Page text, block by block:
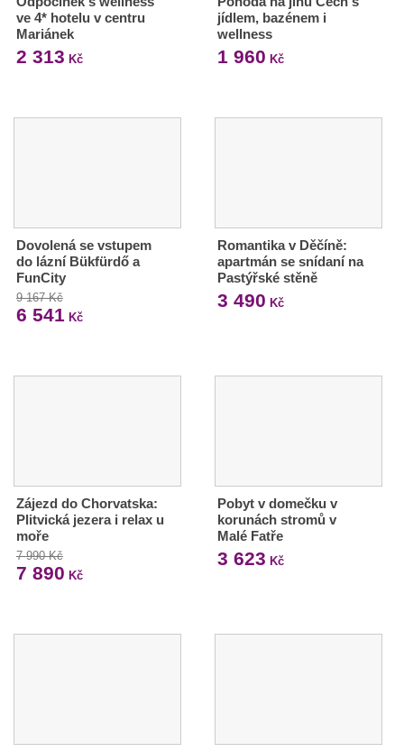
ve 4* hotelu v centru
Mariánek
2 313 Kč
jídlem, bazénem i
wellness
1 960 Kč
Dovolená se vstupem
do lázní Bükfürdő a
FunCity
9 167 Kč
6 541 Kč
Romantika v Děčíně:
apartmán se snídaní na
Pastýřské stěně
3 490 Kč
Zájezd do Chorvatska:
Plitvická jezera i relax u
moře
7 990 Kč
7 890 Kč
Pobyt v domečku v
korunách stromů v
Malé Fatře
3 623 Kč